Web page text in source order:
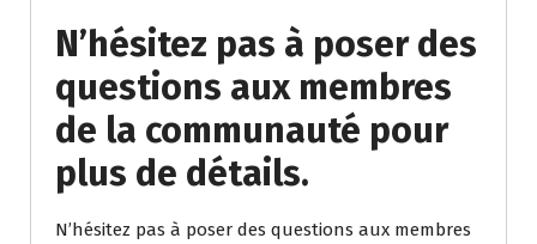
N’hésitez pas à poser des
questions aux membres
de la communauté pour
plus de détails.
N’hésitez pas à poser des questions aux membres